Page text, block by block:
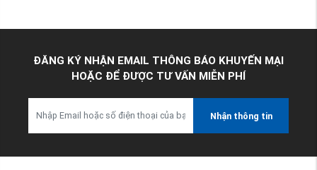
ĐĂNG KÝ NHẬN EMAIL THÔNG BÁO KHUYẾN MẠI
HOẶC ĐỂ ĐƯỢC TƯ VẤN MIỄN PHÍ
Nhận thông tin